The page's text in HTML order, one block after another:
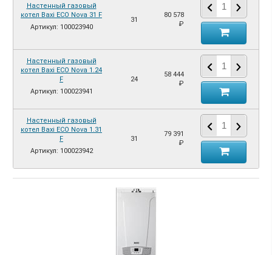
Настенный газовый
котел Baxi ECO Nova 31 F
Артикул: 100023940
31
80 578
₽
Настенный газовый
котел Baxi ECO Nova 1.24
F
Артикул: 100023941
24
58 444
₽
Настенный газовый
котел Baxi ECO Nova 1.31
F
Артикул: 100023942
31
79 391
₽